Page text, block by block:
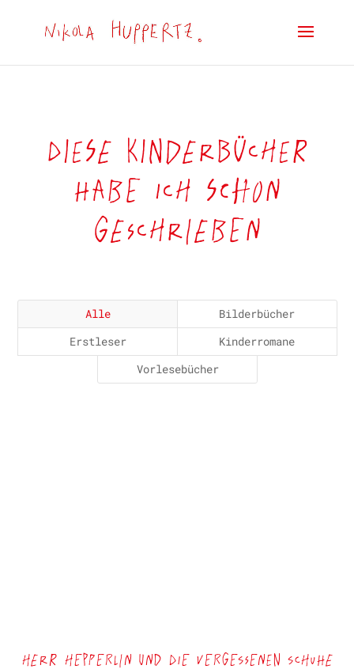
Diese Kinderbücher
habe ich schon
geschrieben
Alle
Bilderbücher
Erstleser
Kinderromane
Vorlesebücher
Herr Hepperlin und die vergessenen Schuhe